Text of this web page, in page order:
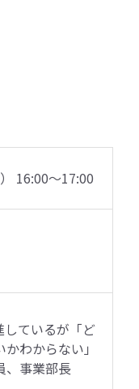
16:00～17:00
しているが「ど
わからない」
、事業部長